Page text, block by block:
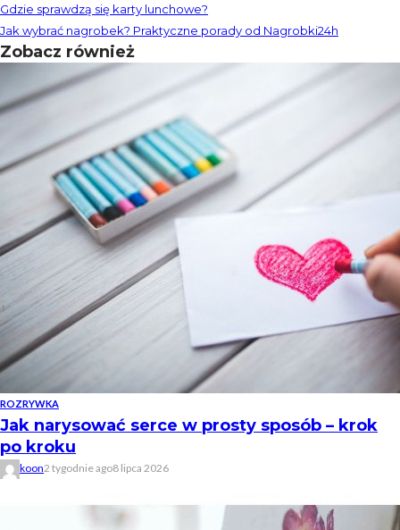
Gdzie sprawdzą się karty lunchowe?
Jak wybrać nagrobek? Praktyczne porady od Nagrobki24h
Zobacz również
ROZRYWKA
Jak narysować serce w prosty sposób – krok
po kroku
koon2 tygodnie ago8 lipca 2026